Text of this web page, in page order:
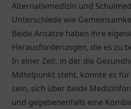
Alternativmedizin und
Unterschiede wie
Beide Ansätze haben ihre
Herausforderungen, die es zu
In einer Zeit, in der die
Mittelpunkt steht, könnte es
sein, sich über beide
und gegebenenfalls eine